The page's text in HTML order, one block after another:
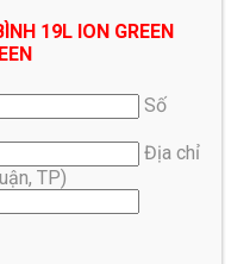
19L ION GREEN
Số
Địa chỉ
TP)